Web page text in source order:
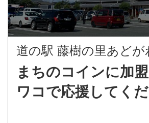
道の駅 藤樹の里あどが
まちのコインに加
ワコで応援してくだ
LINE
SMS
地域に